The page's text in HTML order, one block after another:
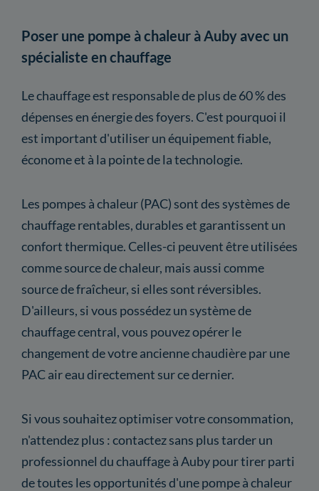
Poser une pompe à chaleur à Auby avec un
spécialiste en chauffage
Le chauffage est responsable de plus de 60 % des
dépenses en énergie des foyers. C'est pourquoi il
est important d'utiliser un équipement fiable,
économe et à la pointe de la technologie.
Les pompes à chaleur (PAC) sont des systèmes de
chauffage rentables, durables et garantissent un
confort thermique. Celles-ci peuvent être utilisées
comme source de chaleur, mais aussi comme
source de fraîcheur, si elles sont réversibles.
D'ailleurs, si vous possédez un système de
chauffage central, vous pouvez opérer le
changement de votre ancienne chaudière par une
PAC air eau directement sur ce dernier.
Si vous souhaitez optimiser votre consommation,
n'attendez plus : contactez sans plus tarder un
professionnel du chauffage à Auby pour tirer parti
de toutes les opportunités d'une pompe à chaleur